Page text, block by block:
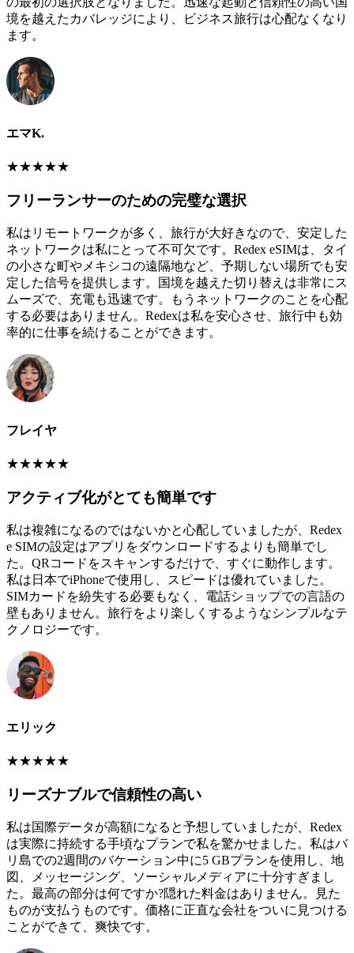
境を越えたカバレッジにより、ビジネス旅行は心配なくなり
ます。
エマK.
★★★★★
フリーランサーのための完璧な選択
私はリモートワークが多く、旅行が大好きなので、安定した
ネットワークは私にとって不可欠です。Redex eSIMは、タイ
の小さな町やメキシコの遠隔地など、予期しない場所でも安
定した信号を提供します。国境を越えた切り替えは非常にス
ムーズで、充電も迅速です。もうネットワークのことを心配
する必要はありません。Redexは私を安心させ、旅行中も効
率的に仕事を続けることができます。
フレイヤ
★★★★★
アクティブ化がとても簡単です
私は複雑になるのではないかと心配していましたが、Redex
e SIMの設定はアプリをダウンロードするよりも簡単でし
た。QRコードをスキャンするだけで、すぐに動作します。
私は日本でiPhoneで使用し、スピードは優れていました。
SIMカードを紛失する必要もなく、電話ショップでの言語の
壁もありません。旅行をより楽しくするようなシンプルなテ
クノロジーです。
エリック
★★★★★
リーズナブルで信頼性の高い
私は国際データが高額になると予想していましたが、Redex
は実際に持続する手頃なプランで私を驚かせました。私はバ
リ島での2週間のバケーション中に5 GBプランを使用し、地
図、メッセージング、ソーシャルメディアに十分すぎまし
た。最高の部分は何ですか?隠れた料金はありません。見た
ものが支払うものです。価格に正直な会社をついに見つける
ことができて、爽快です。